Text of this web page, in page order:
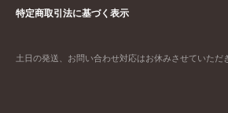
特定商取引法に基づく表示
土日の発送、お問い合わせ対応はお休みさせていただ